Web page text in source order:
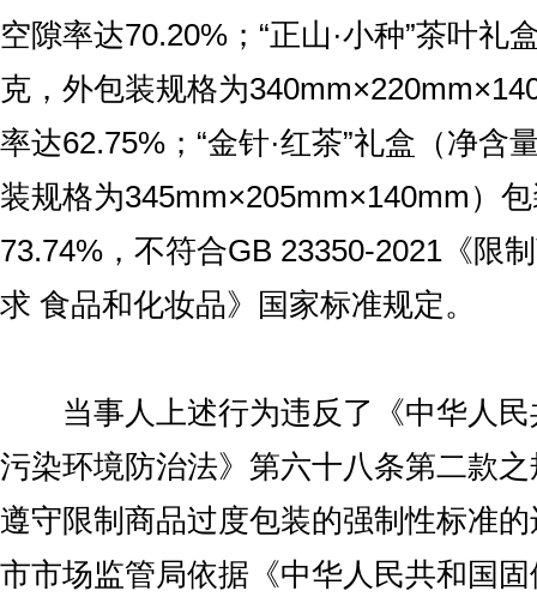
空隙率达70.20%；“正山·小种”茶叶礼
克，外包装规格为
率达62.75%；“金针·红茶”礼盒（净含
装规格为345mm×205mm×140mm）
73.74%，不符合GB 23350-2021《限
求 食品和化妆品》国家标准规定。
当事人上述行为违反了《中华人民
污染环境防治法》第六十八条第二款
遵守限制商品过度包装的强制性标准
市市场监管局依据《中华人民共和国